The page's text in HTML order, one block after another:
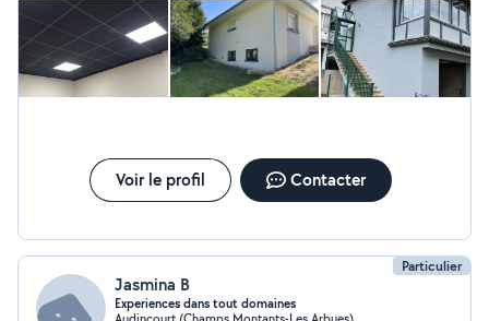
sont le Placo, la Peinture, l'enduit, ITI, ITE, le ravalement
de façade, l'échafaudage, l'isolation des combles
perdus, le flocage ainsi que le soulage.
Voir le profil Contacter
Particulier
Jasmina B
Experiences dans tout domaines